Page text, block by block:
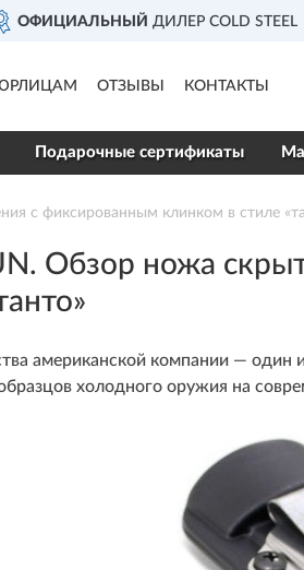
ОТЗЫВЫ КОНТАКТЫ
Подарочные сертификаты
с фиксированным клинком в стиле
Обзор ножа
американской компании — один
холодного оружия на